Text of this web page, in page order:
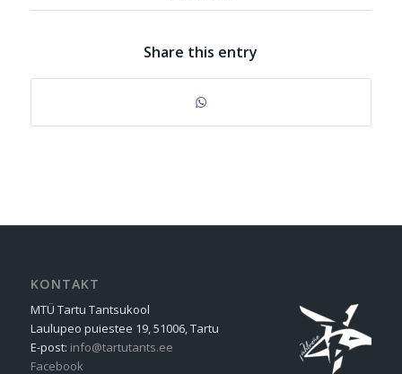
Share this entry
KONTAKT
MTÜ Tartu Tantsukool
Laulupeo puiestee 19, 51006, Tartu
E-post: info@tartutants.ee
Facebook